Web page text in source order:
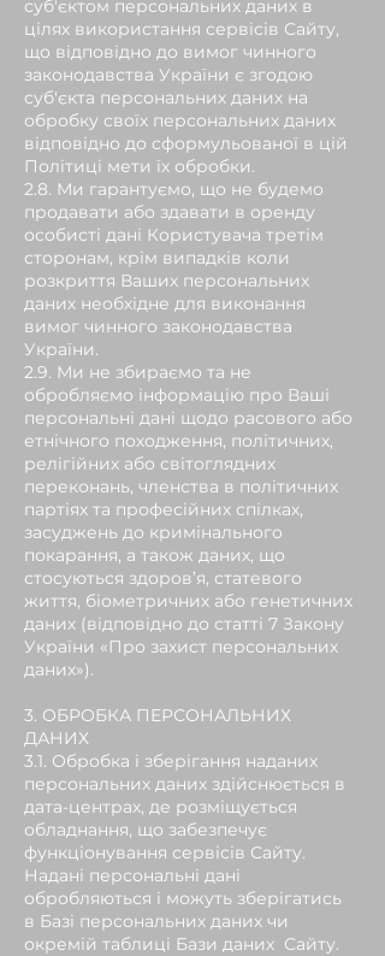
суб'єктом персональних даних в
цілях використання сервісів Сайту,
що відповідно до вимог чинного
законодавства України є згодою
суб'єкта персональних даних на
обробку своїх персональних даних
відповідно до сформульованої в цій
Політиці мети їх обробки.
2.8. Ми гарантуємо, що не будемо
продавати або здавати в оренду
особисті дані Користувача третім
сторонам, крім випадків коли
розкриття Ваших персональних
даних необхідне для виконання
вимог чинного законодавства
України.
2.9. Ми не збираємо та не
обробляємо інформацію про Ваші
персональні дані щодо расового або
етнічного походження, політичних,
релігійних або світоглядних
переконань, членства в політичних
партіях та професійних спілках,
засуджень до кримінального
покарання, а також даних, що
стосуються здоров’я, статевого
життя, біометричних або генетичних
даних (відповідно до статті 7 Закону
України «Про захист персональних
даних»).
3. ОБРОБКА ПЕРСОНАЛЬНИХ
ДАНИХ
3.1. Обробка і зберігання наданих
персональних даних здійснюється в
дата-центрах, де розміщується
обладнання, що забезпечує
функціонування сервісів Сайту.
Надані персональні дані
обробляються і можуть зберігатись
в Базі персональних даних чи
окремій таблиці Бази даних Сайту.